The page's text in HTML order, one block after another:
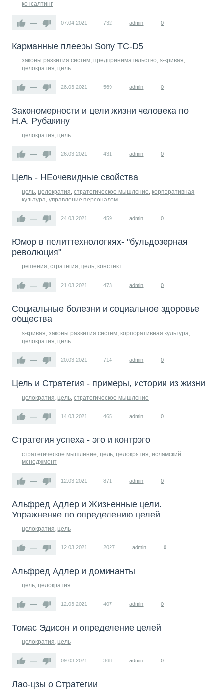
консалтинг
— 07.04.2021 732 admin 0
Карманные плееры Sony TC-D5
законы развития систем, предпринимательство,s-кривая,
целократия, цель
— 28.03.2021 569 admin 0
Закономерности и цели жизни человека по
Н.А. Рубакину
целократия, цель
— 26.03.2021 431 admin 0
Цель - НЕочевидные свойства
цель, целократия,стратегическое мышление,корпоративная
культура,управление персоналом
— 24.03.2021 459 admin 0
Юмор в политтехнологиях- "бульдозерная
революция"
решения,стратегия, цель,конспект
— 21.03.2021 473 admin 0
Социальные болезни и социальное здоровье
общества
s-кривая,законы развития систем,корпоративная культура,
целократия, цель
— 20.03.2021 714 admin 0
Цель и Стратегия - примеры, истории из жизни
целократия, цель,стратегическое мышление
— 14.03.2021 465 admin 0
Стратегия успеха - эго и контрэго
стратегическое мышление, цель, целократия, исламский
менеджмент
— 12.03.2021 871 admin 0
Альфред Адлер и Жизненные цели.
Упражнение по определению целей.
целократия, цель
— 12.03.2021 2027 admin 0
Альфред Адлер и доминанты
цель, целократия
— 12.03.2021 407 admin 0
Томас Эдисон и определение целей
целократия, цель
— 09.03.2021 368 admin 0
Лао-цзы о Стратегии